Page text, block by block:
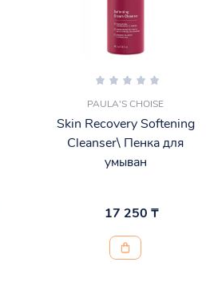
PAULA'S CHOISE
Skin Recovery Softening
Cleanser\ Пенка для
умыван
17 250 ₸